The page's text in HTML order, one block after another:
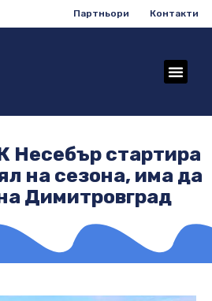
Партньори Контакти
Несебър стартира
на сезона, има да
Димитровград